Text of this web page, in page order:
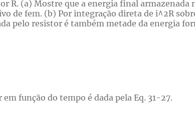
R. (a) Mostre que a energia final armazenada
de fem. (b) Por integração direta de i^2R
pelo resistor é também metade da energia
função do tempo é dada pela Eq. 31-27.